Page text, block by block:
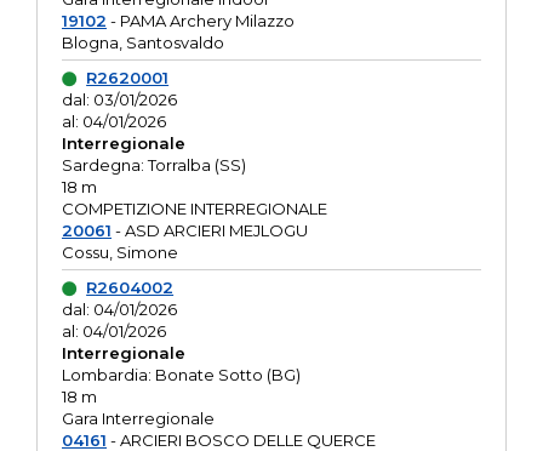
19102 - PAMA Archery Milazzo
Blogna, Santosvaldo
R2620001
dal: 03/01/2026
al: 04/01/2026
Interregionale
Sardegna: Torralba (SS)
18 m
COMPETIZIONE INTERREGIONALE
20061 - ASD ARCIERI MEJLOGU
Cossu, Simone
R2604002
dal: 04/01/2026
al: 04/01/2026
Interregionale
Lombardia: Bonate Sotto (BG)
18 m
Gara Interregionale
04161 - ARCIERI BOSCO DELLE QUERCE